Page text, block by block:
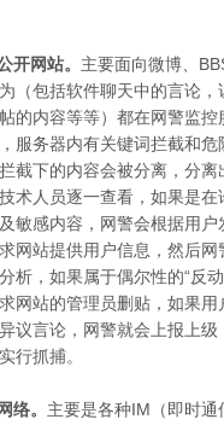
开网站。 主要面向微博、
为（包括软件聊天中的言论，
的内容等等）都在网警监控
服务器内有关键词拦截和危
截下的内容会被分离，分离
术人员逐一查看，如果是在
敏感内容，网警会根据用户
网站提供用户信息，然后网
析，如果属于偶尔性的“反
网站的管理员删贴，如果用
议言论，网警就会上报上级
行抓捕。
络。 主要是各种IM（即时通